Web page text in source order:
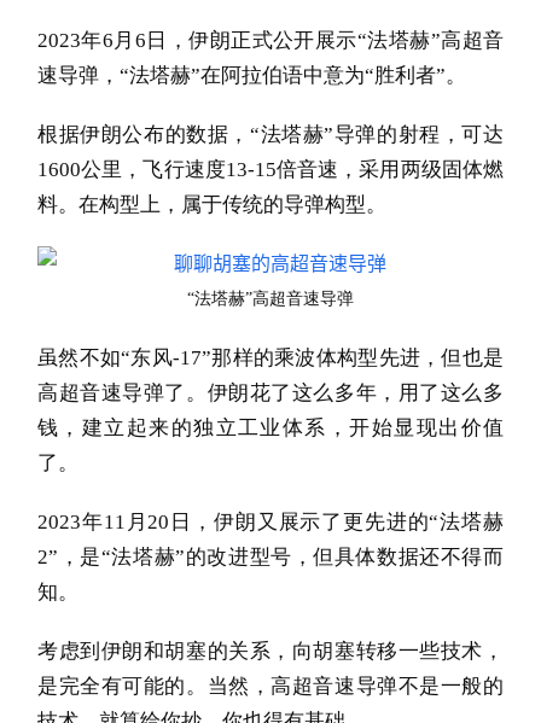
2023年6月6日，伊朗正式公开展示“法塔赫”高超音
速导弹，“法塔赫”在阿拉伯语中意为“胜利者”。
根据伊朗公布的数据，“法塔赫”导弹的射程，可达
1600公里，飞行速度13-15倍音速，采用两级固体燃
料。在构型上，属于传统的导弹构型。
“法塔赫”高超音速导弹
虽然不如“东风-17”那样的乘波体构型先进，但也是
高超音速导弹了。伊朗花了这么多年，用了这么多
钱，建立起来的独立工业体系，开始显现出价值
了。
2023年11月20日，伊朗又展示了更先进的“法塔赫
2”，是“法塔赫”的改进型号，但具体数据还不得而
知。
考虑到伊朗和胡塞的关系，向胡塞转移一些技术，
是完全有可能的。当然，高超音速导弹不是一般的